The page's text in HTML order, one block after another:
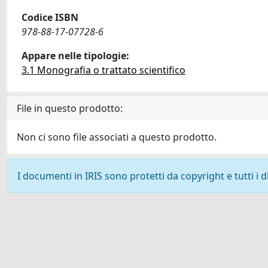
Codice ISBN
978-88-17-07728-6
Appare nelle tipologie:
3.1 Monografia o trattato scientifico
File in questo prodotto:
Non ci sono file associati a questo prodotto.
I documenti in IRIS sono protetti da copyright e tutti i